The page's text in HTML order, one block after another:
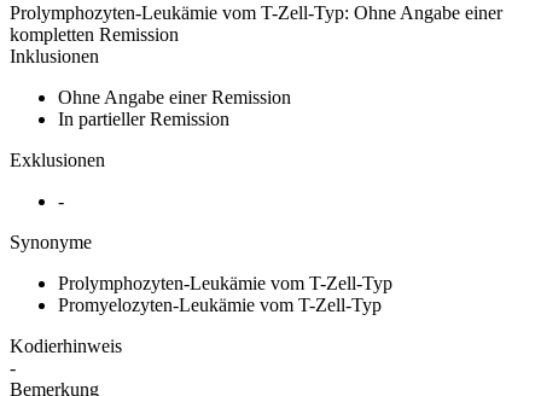
Prolymphozyten-Leukämie vom T-Zell-Typ: Ohne Angabe einer
kompletten Remission
Inklusionen
Ohne Angabe einer Remission
In partieller Remission
Exklusionen
-
Synonyme
Prolymphozyten-Leukämie vom T-Zell-Typ
Promyelozyten-Leukämie vom T-Zell-Typ
Kodierhinweis
-
Bemerkung